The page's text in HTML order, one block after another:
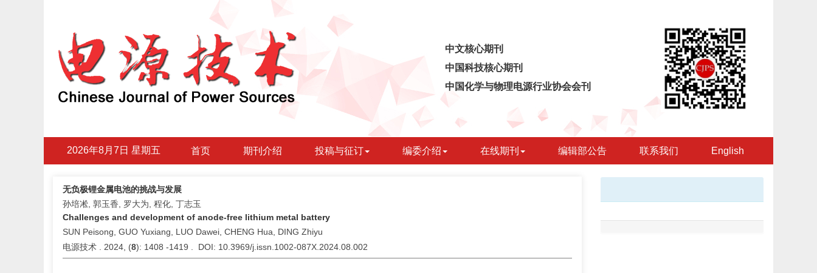
中文核心期刊
中国科技核心期刊
中国化学与物理电源行业协会会刊
2026年8月7日 星期五 首页 期刊介绍 投稿与征订 编委介绍 在线期刊 编辑部公告 联系我们 English
无负极锂金属电池的挑战与发展
孙培凇, 郭玉香, 罗大为, 程化, 丁志玉
Challenges and development of anode-free lithium metal battery
SUN Peisong, GUO Yuxiang, LUO Dawei, CHENG Hua, DING Zhiyu
电源技术 . 2024, (8): 1408 -1419 . DOI: 10.3969/j.issn.1002-087X.2024.08.002